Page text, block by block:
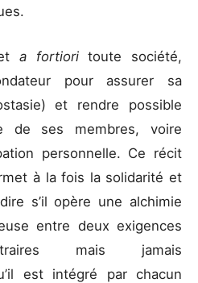
a fortioritoute société,
pour assurer sa
et rendre possible
de ses membres, voire
personnelle. Ce récit
à la fois la solidarité et
s’il opère une alchimie
entre deux exigences
mais jamais
est intégré par chacun